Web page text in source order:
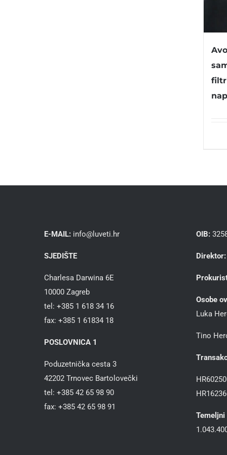
E-MAIL: info@luveti.hr
SJEDIŠTE
Charlesa Darwina 6E
10000 Zagreb
tel: +385 1 618 34 16
fax: +385 1 61834 18
POSLOVNICA 1
Poduzetnička cesta 3
42202 Trnovec Bartolovečki
tel: +385 42 65 98 90
fax: +385 42 65 98 91
OIB:
Direktor:
Osobe
Luka
Tino